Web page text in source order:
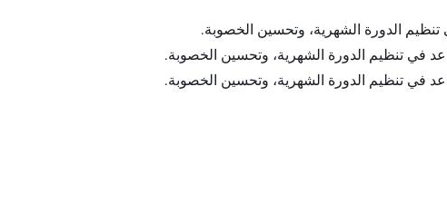
الدورة الشهرية، وتحسين الخصوبة.
في تنظيم الدورة الشهرية، وتحسين الخصوبة.
في تنظيم الدورة الشهرية، وتحسين الخصوبة.